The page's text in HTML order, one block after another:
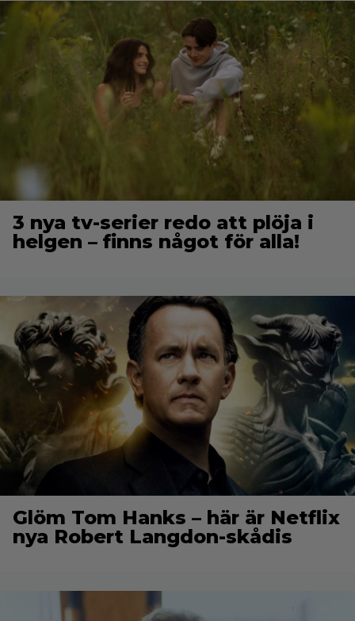
3 nya tv-serier redo att plöja i
helgen – finns något för alla!
Glöm Tom Hanks – här är Netflix
nya Robert Langdon-skådis